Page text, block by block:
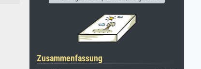
Zusammenfassung